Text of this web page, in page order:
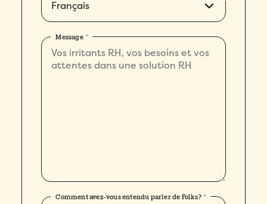
Message *
Comment avez-vous entendu parler de Folks? *